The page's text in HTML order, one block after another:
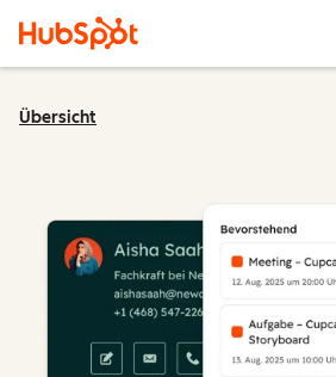
Übersicht